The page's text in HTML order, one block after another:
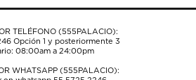
TELÉFONO (555PALACIO):
Opción 1 y posteriormente 3
08:00am a 24:00pm
WHATSAPP (555PALACIO):